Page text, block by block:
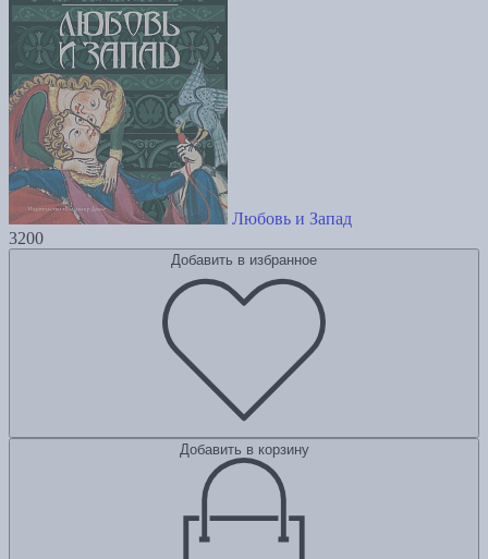
Любовь и Запад
3200
Добавить в избранное
Добавить в корзину